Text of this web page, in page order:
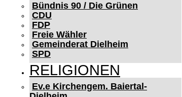
Bündnis 90 / Die Grünen
CDU
FDP
Freie Wähler
Gemeinderat Dielheim
SPD
RELIGIONEN
Ev.e Kirchengem. Baiertal-